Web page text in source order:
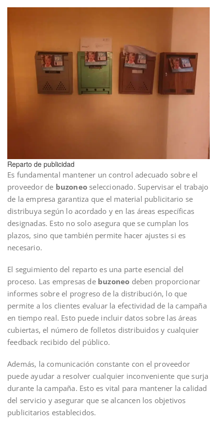
Reparto de publicidad
Es fundamental mantener un control adecuado sobre el
proveedor de buzoneo seleccionado. Supervisar el trabajo
de la empresa garantiza que el material publicitario se
distribuya según lo acordado y en las áreas específicas
designadas. Esto no solo asegura que se cumplan los
plazos, sino que también permite hacer ajustes si es
necesario.
El seguimiento del reparto es una parte esencial del
proceso. Las empresas de buzoneo deben proporcionar
informes sobre el progreso de la distribución, lo que
permite a los clientes evaluar la efectividad de la campaña
en tiempo real. Esto puede incluir datos sobre las áreas
cubiertas, el número de folletos distribuidos y cualquier
feedback recibido del público.
Además, la comunicación constante con el proveedor
puede ayudar a resolver cualquier inconveniente que surja
durante la campaña. Esto es vital para mantener la calidad
del servicio y asegurar que se alcancen los objetivos
publicitarios establecidos.